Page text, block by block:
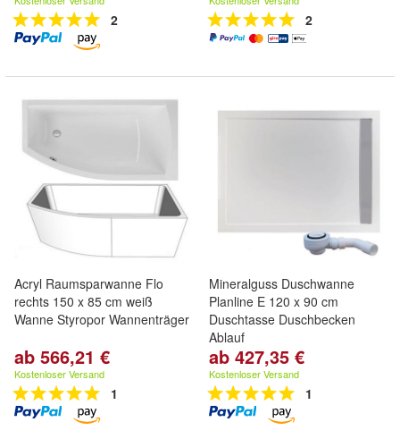
2 2
Acryl Raumsparwanne Flo
rechts 150 x 85 cm weiß
Wanne Styropor Wannenträger
ab 566,21 €
Kostenloser Versand
1
Mineralguss Duschwanne
Planline E 120 x 90 cm
Duschtasse Duschbecken
Ablauf
ab 427,35 €
Kostenloser Versand
1